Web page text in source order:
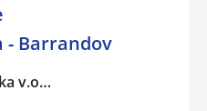
- Barrandov
v.o…